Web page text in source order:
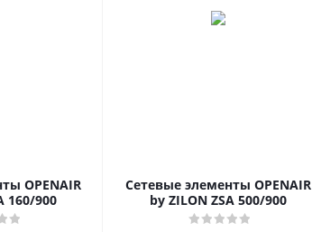
OPENAIR
160/900
Сетевые элементы OPENAIR
by ZILON ZSA 500/900